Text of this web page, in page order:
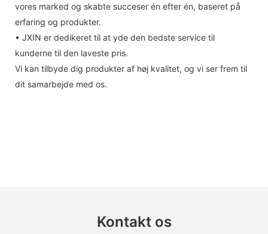
vores marked og skabte succeser én efter én, baseret på
erfaring og produkter.
• JXIN er dedikeret til at yde den bedste service til
kunderne til den laveste pris.
Vi kan tilbyde dig produkter af høj kvalitet, og vi ser frem til
dit samarbejde med os.
Kontakt os